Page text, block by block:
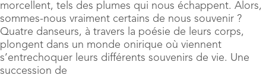
morcellent, tels des plumes qui nous échappent. Alors,
sommes-nous vraiment certains de nous souvenir ?
Quatre danseurs, à travers la poésie de leurs corps,
plongent dans un monde onirique où viennent
s’entrechoquer leurs différents souvenirs de vie. Une
succession de